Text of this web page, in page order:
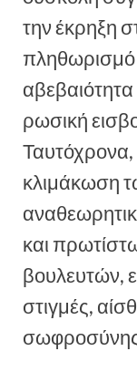
την έκρηξη
πληθωρισμό
ρωσική
Ταυτόχρονα,
κλιμάκωση
και
βουλευτών,
στιγμές,